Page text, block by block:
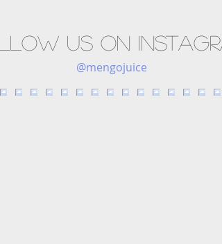
us on
@mengojuice